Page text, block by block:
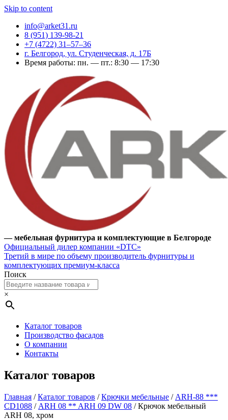
Skip to content
info@arket31.ru
8 (951) 139-98-21
+7 (4722) 31‒57‒36
г. Белгород, ул. Студенческая, д. 17Б
Время работы: пн. — пт.: 8:30 — 17:30
— мебельная фурнитура и комплектующие в Белгороде
Официальный дилер компании «DTC»
Третий в мире по объему производитель фурнитуры и
комплектующих премиум-класса
Поиск
×
Каталог товаров
Производство фасадов
О компании
Контакты
Каталог товаров
Главная /Каталог товаров /Крючки мебельные / ARH-88 ***
CD1088 / ARH 08 ** ARH 09 DW 08 / Крючок мебельный
ARH 08, хром